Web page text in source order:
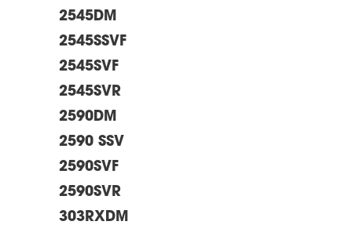
2545DM
2545SSVF
2545SVF
2545SVR
2590DM
2590 SSV
2590SVF
2590SVR
303RXDM